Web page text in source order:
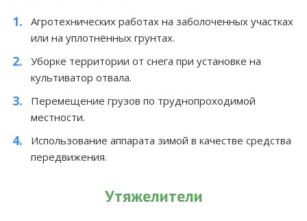
Агротехнических работах на заболоченных участках
или на уплотнённых грунтах.
Уборке территории от снега при установке на
культиватор отвала.
Перемещение грузов по труднопроходимой
местности.
Использование аппарата зимой в качестве средства
передвижения.
Утяжелители